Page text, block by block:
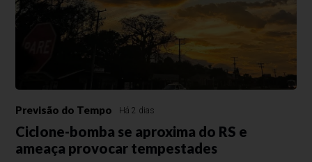
Previsão do Tempo Há 2 dias
Ciclone-bomba se aproxima do RS e
ameaça provocar tempestades